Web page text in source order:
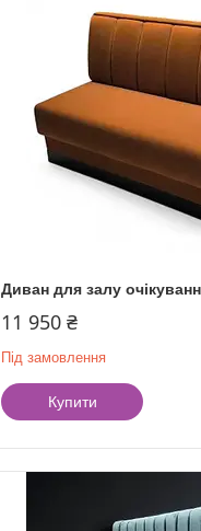
Диван для залу
11 950 ₴
Під замовлення
Купити